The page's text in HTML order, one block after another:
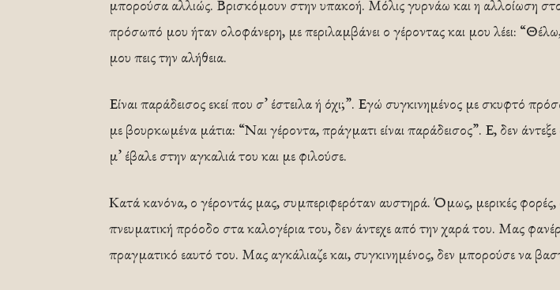
μπορούσα αλλιώς. Βρισκόμουν στην υπακοή. Μόλις γυρνάω και η αλλοίωση
πρόσωπό μου ήταν ολοφάνερη, με περιλαμβάνει ο γέροντας και μου λέει:
μου πεις την αλήθεια.
Είναι παράδεισος εκεί που σ’ έστειλα ή όχι;”. Εγώ συγκινημένος με σκυφτό
με βουρκωμένα μάτια: “Ναι γέροντα, πράγματι είναι παράδεισος”. Ε, δεν
μ’ έβαλε στην αγκαλιά του και με φιλούσε.
Κατά κανόνα, ο γέροντάς μας, συμπεριφερόταν αυστηρά. Όμως, μερικές φορές,
πνευματική πρόοδο στα καλογέρια του, δεν άντεχε από την χαρά του. Μας
πραγματικό εαυτό του. Μας αγκάλιαζε και, συγκινημένος, δεν μπορούσε να